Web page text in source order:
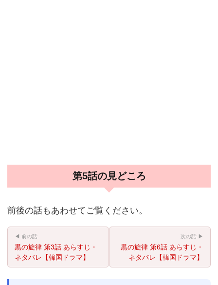
第5話の見どころ
前後の話もあわせてご覧ください。
◀ 前の話
黒の旋律 第3話 あらすじ・
ネタバレ【韓国ドラマ】
次の話 ▶
黒の旋律 第6話 あらすじ・
ネタバレ【韓国ドラマ】